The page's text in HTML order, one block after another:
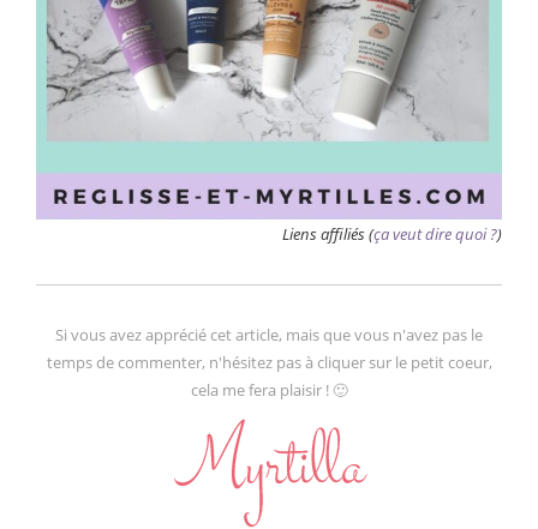
Liens affiliés (ça veut dire quoi ?)
Si vous avez apprécié cet article, mais que vous n'avez pas le
temps de commenter, n'hésitez pas à cliquer sur le petit coeur,
cela me fera plaisir ! 🙂